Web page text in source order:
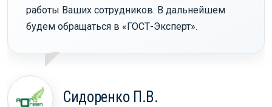
работы Ваших сотрудников. В дальнейшем
будем обращаться в «ГОСТ-Эксперт».
Сидоренко П.В.